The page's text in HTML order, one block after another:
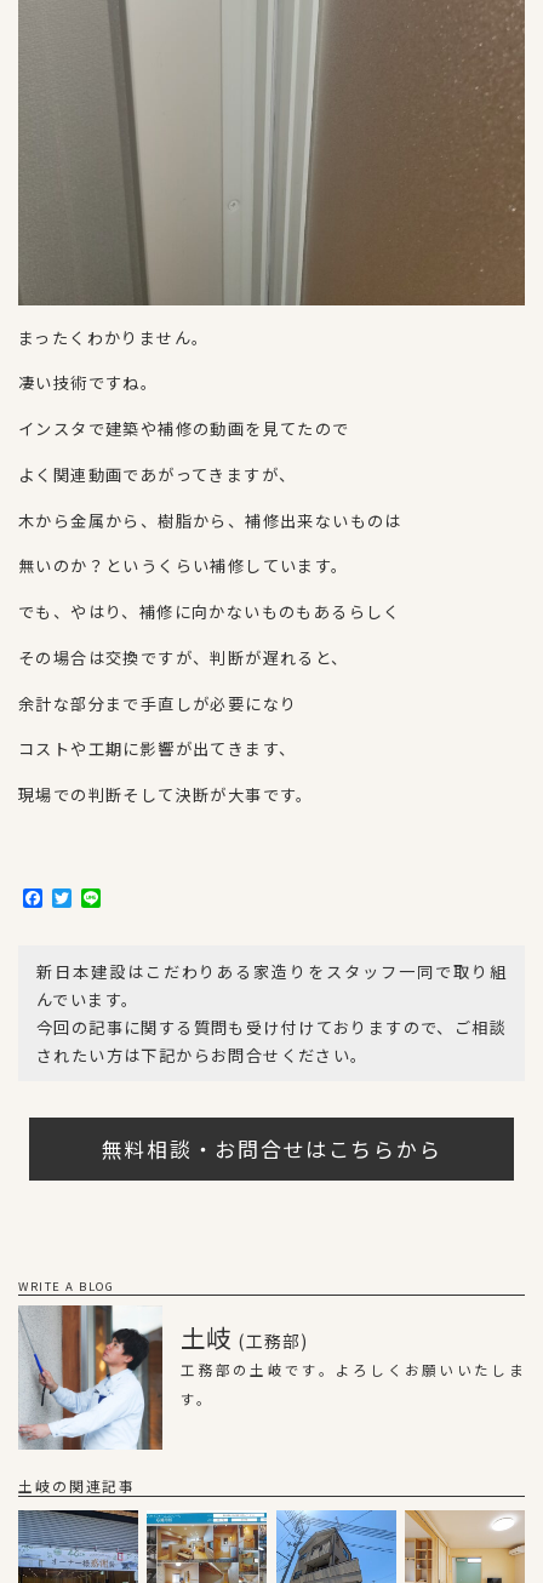
まったくわかりません。
凄い技術ですね。
インスタで建築や補修の動画を見てたので
よく関連動画であがってきますが、
木から金属から、樹脂から、補修出来ないものは
無いのか？というくらい補修しています。
でも、やはり、補修に向かないものもあるらしく
その場合は交換ですが、判断が遅れると、
余計な部分まで手直しが必要になり
コストや工期に影響が出てきます、
現場での判断そして決断が大事です。
F
a
b
o
o
k
T
w
t
e
r
新日本建設はこだわりある家造りをスタッフ一同で取り組
んでいます。
今回の記事に関する質問も受け付けておりますので、ご相談
されたい方は下記からお問合せください。
無料相談・お問合せはこちらから
WRITE A BLOG
土岐 (工務部)
工務部の土岐です。よろしくお願いいたしま
す。
土岐の関連記事